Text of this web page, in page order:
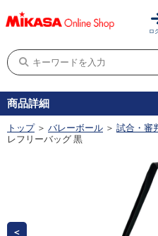
ロ
商品詳細
トップ ＞ バレーボール ＞ 試合・審
レフリーバッグ 黒